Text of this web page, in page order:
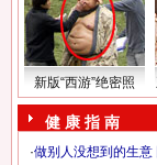
新版“西游”绝密照
健 康 指 南
·做别人没想到的生意